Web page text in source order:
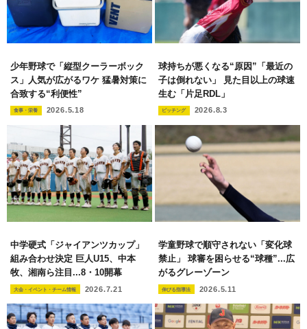
少年野球で「縦型クーラーボック
ス」人気が広がるワケ 猛暑対策に
合致する“利便性”
食事・栄養 2026.5.18
球持ちが悪くなる“原因”「最近の
子は倒れない」 見た目以上の球速
生む「片足RDL」
ピッチング 2026.8.3
中学硬式「ジャイアンツカップ」
組み合わせ決定 巨人U15、中本
牧、湘南ら注目...8・10開幕
大会・イベント・チーム情報 2026.7.21
学童野球で順守されない「変化球
禁止」 球審を困らせる“球種”...広
がるグレーゾーン
伸びる指導法 2026.5.11